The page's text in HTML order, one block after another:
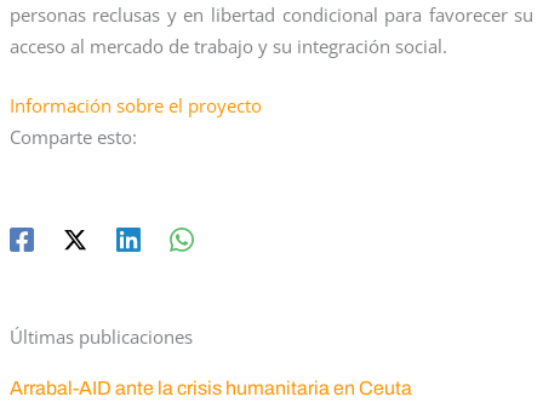
personas reclusas y en libertad condicional para favorecer su
acceso al mercado de trabajo y su integración social.
Información sobre el proyecto
Comparte esto:
Últimas publicaciones
Arrabal-AID ante la crisis humanitaria en Ceuta